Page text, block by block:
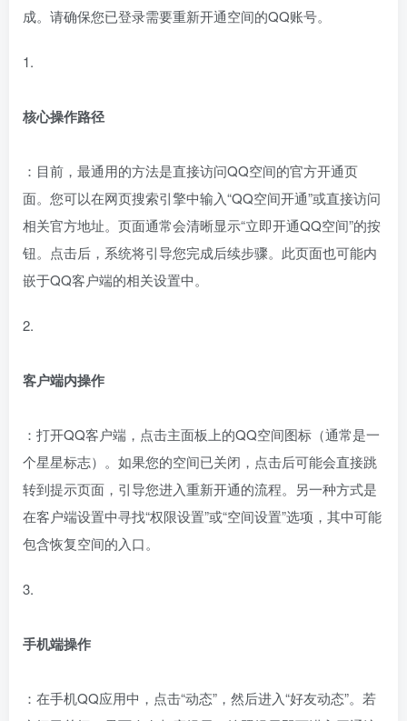
成。请确保您已登录需要重新开通空间的QQ账号。
1.
核心操作路径
：目前，最通用的方法是直接访问QQ空间的官方开通页
面。您可以在网页搜索引擎中输入“QQ空间开通”或直接访问
相关官方地址。页面通常会清晰显示“立即开通QQ空间”的按
钮。点击后，系统将引导您完成后续步骤。此页面也可能内
嵌于QQ客户端的相关设置中。
2.
客户端内操作
：打开QQ客户端，点击主面板上的QQ空间图标（通常是一
个星星标志）。如果您的空间已关闭，点击后可能会直接跳
转到提示页面，引导您进入重新开通的流程。另一种方式是
在客户端设置中寻找“权限设置”或“空间设置”选项，其中可能
包含恢复空间的入口。
3.
手机端操作
：在手机QQ应用中，点击“动态”，然后进入“好友动态”。若